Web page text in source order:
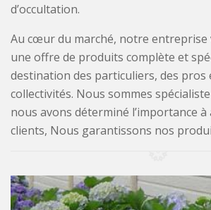
d’occultation.
Au cœur du marché, notre entreprise
une offre de produits complète et
destination des particuliers, des pros
collectivités. Nous sommes
nous avons déterminé l’importance
clients, Nous garantissons nos